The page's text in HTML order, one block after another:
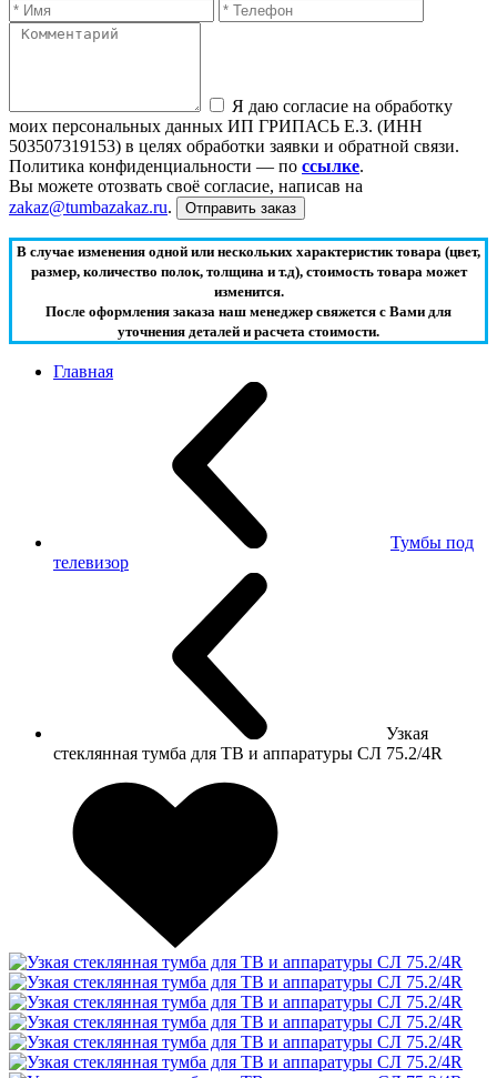
Я даю согласие на обработку
моих персональных данных ИП ГРИПАСЬ Е.З. (ИНН
503507319153) в целях обработки заявки и обратной связи.
Политика конфиденциальности — по ссылке.
Вы можете отозвать своё согласие, написав на
zakaz@tumbazakaz.ru. Отправить заказ
В случае изменения одной или нескольких характеристик товара (цвет,
размер, количество полок, толщина и т.д), стоимость товара может
изменится.
После оформления заказа наш менеджер свяжется с Вами для
уточнения деталей и расчета стоимости.
Главная
Тумбы под
телевизор
Узкая
стеклянная тумба для ТВ и аппаратуры СЛ 75.2/4R